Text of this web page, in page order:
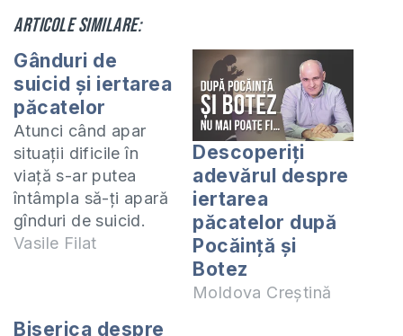
Articole similare:
Gânduri de
suicid și iertarea
păcatelor
Atunci când apar
situații dificile în
viață s-ar putea
întâmpla să-ți apară
gînduri de suicid.
Astfel de gînduri nu
Vasile Filat
Descoperiți
adevărul despre
iertarea
păcatelor după
Pocăință și
Botez
Moldova Creștină
Biserica despre